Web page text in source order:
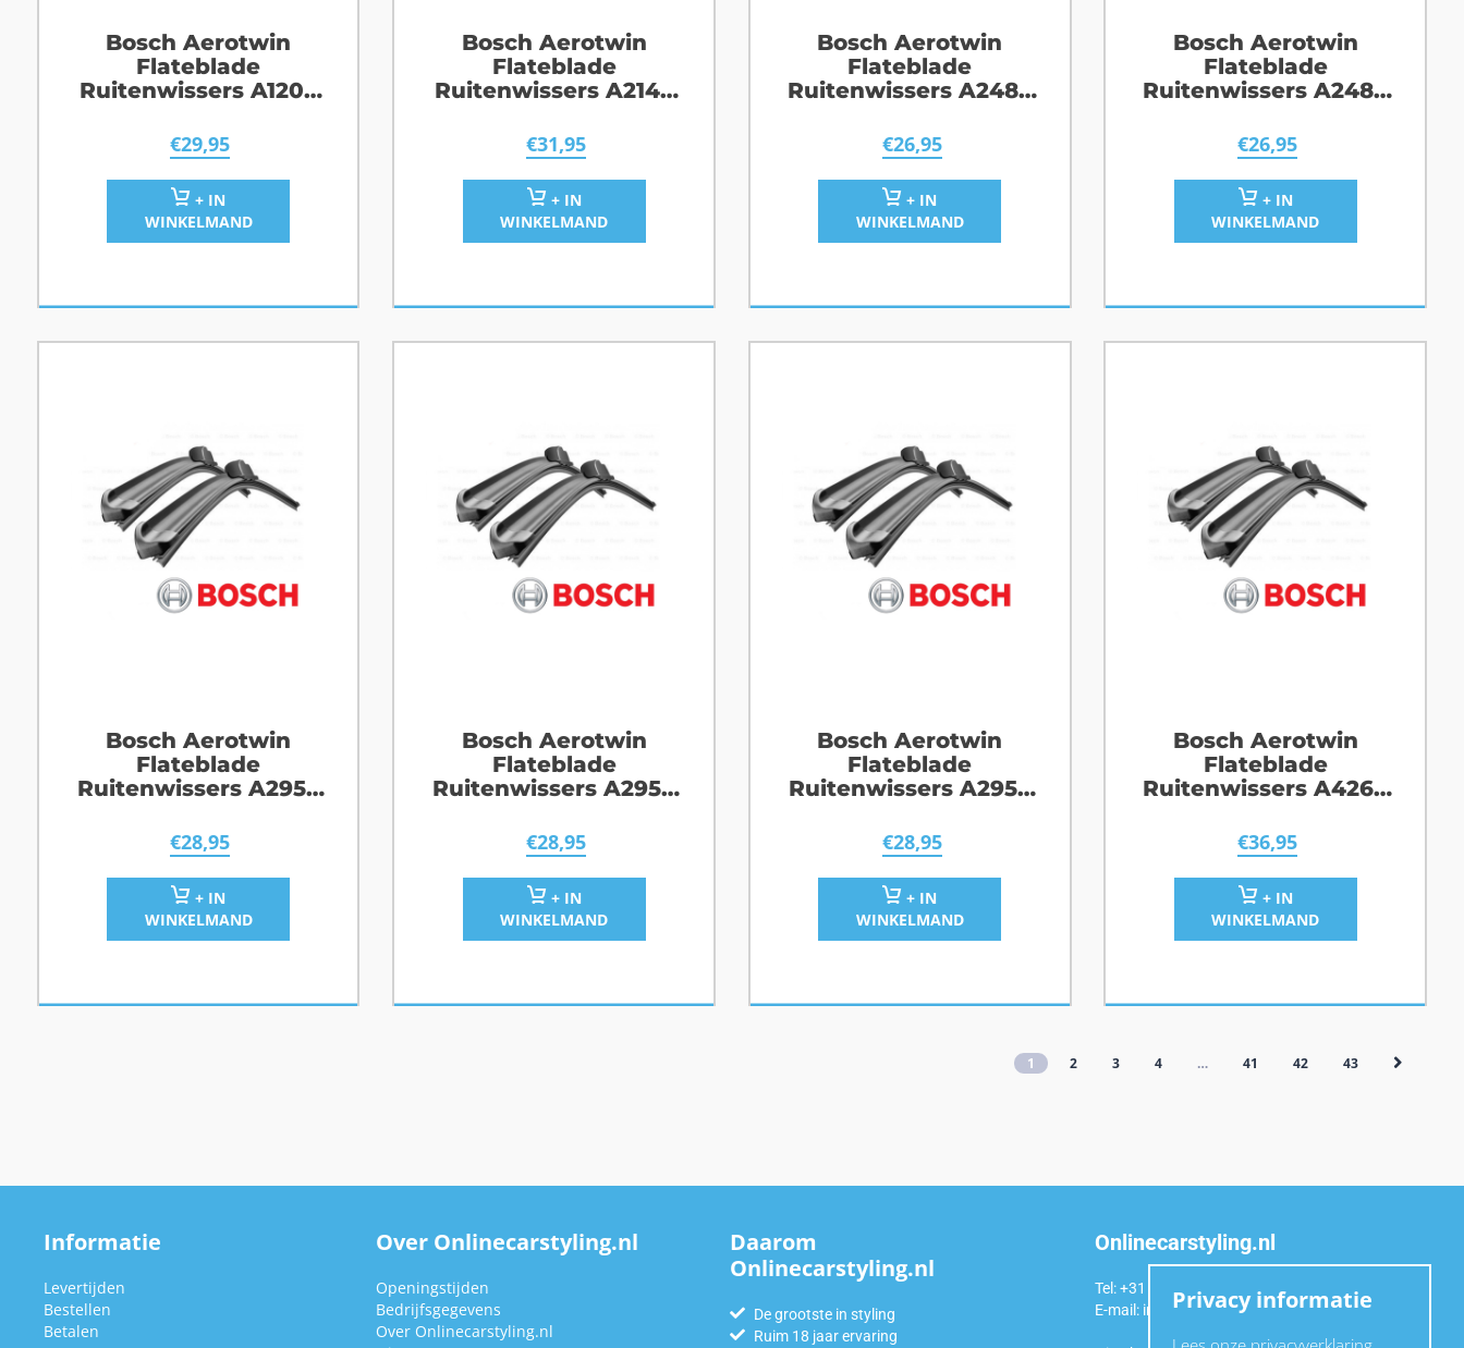
Bosch Aerotwin
Flateblade
Ruitenwissers A120S
€29,95
+ IN
WINKELMAND
Bosch Aerotwin
Flateblade
Ruitenwissers A214S
€31,95
+ IN
WINKELMAND
Bosch Aerotwin
Flateblade
Ruitenwissers A248S
€26,95
+ IN
WINKELMAND
Bosch Aerotwin
Flateblade
Ruitenwissers A248S
€26,95
+ IN
WINKELMAND
Bosch Aerotwin
Flateblade
Ruitenwissers A295S
€28,95
+ IN
WINKELMAND
Bosch Aerotwin
Flateblade
Ruitenwissers A295S
€28,95
+ IN
WINKELMAND
Bosch Aerotwin
Flateblade
Ruitenwissers A295S
€28,95
+ IN
WINKELMAND
Bosch Aerotwin
Flateblade
Ruitenwissers A426S
€36,95
+ IN
WINKELMAND
1 2 3 4 … 41 42 43
Informatie
Levertijden
Bestellen
Betalen
Over Onlinecarstyling.nl
Openingstijden
Bedrijfsgegevens
Over Onlinecarstyling.nl
Daarom
Onlinecarstyling.nl
De grootste in styling
Ruim 18 jaar ervaring
Onlinecarstyling.nl
Tel: +31 (0)6 54 98 49 99
E-mail: info@onlinecarstyling.nl
Privacy informatie